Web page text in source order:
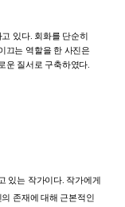
고 있다. 회화를 단순히
끄는 역할을 한 사진은
운 질서로 구축하였다
있는 작가이다. 작가에게
존재에 대해 근본적인